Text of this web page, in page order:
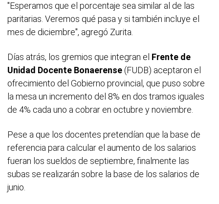
"Esperamos que el porcentaje sea similar al de las
paritarias. Veremos qué pasa y si también incluye el
mes de diciembre", agregó Zurita.
Días atrás, los gremios que integran el Frente de
Unidad Docente Bonaerense (FUDB) aceptaron el
ofrecimiento del Gobierno provincial, que puso sobre
la mesa un incremento del 8% en dos tramos iguales
de 4% cada uno a cobrar en octubre y noviembre.
Pese a que los docentes pretendían que la base de
referencia para calcular el aumento de los salarios
fueran los sueldos de septiembre, finalmente las
subas se realizarán sobre la base de los salarios de
junio.